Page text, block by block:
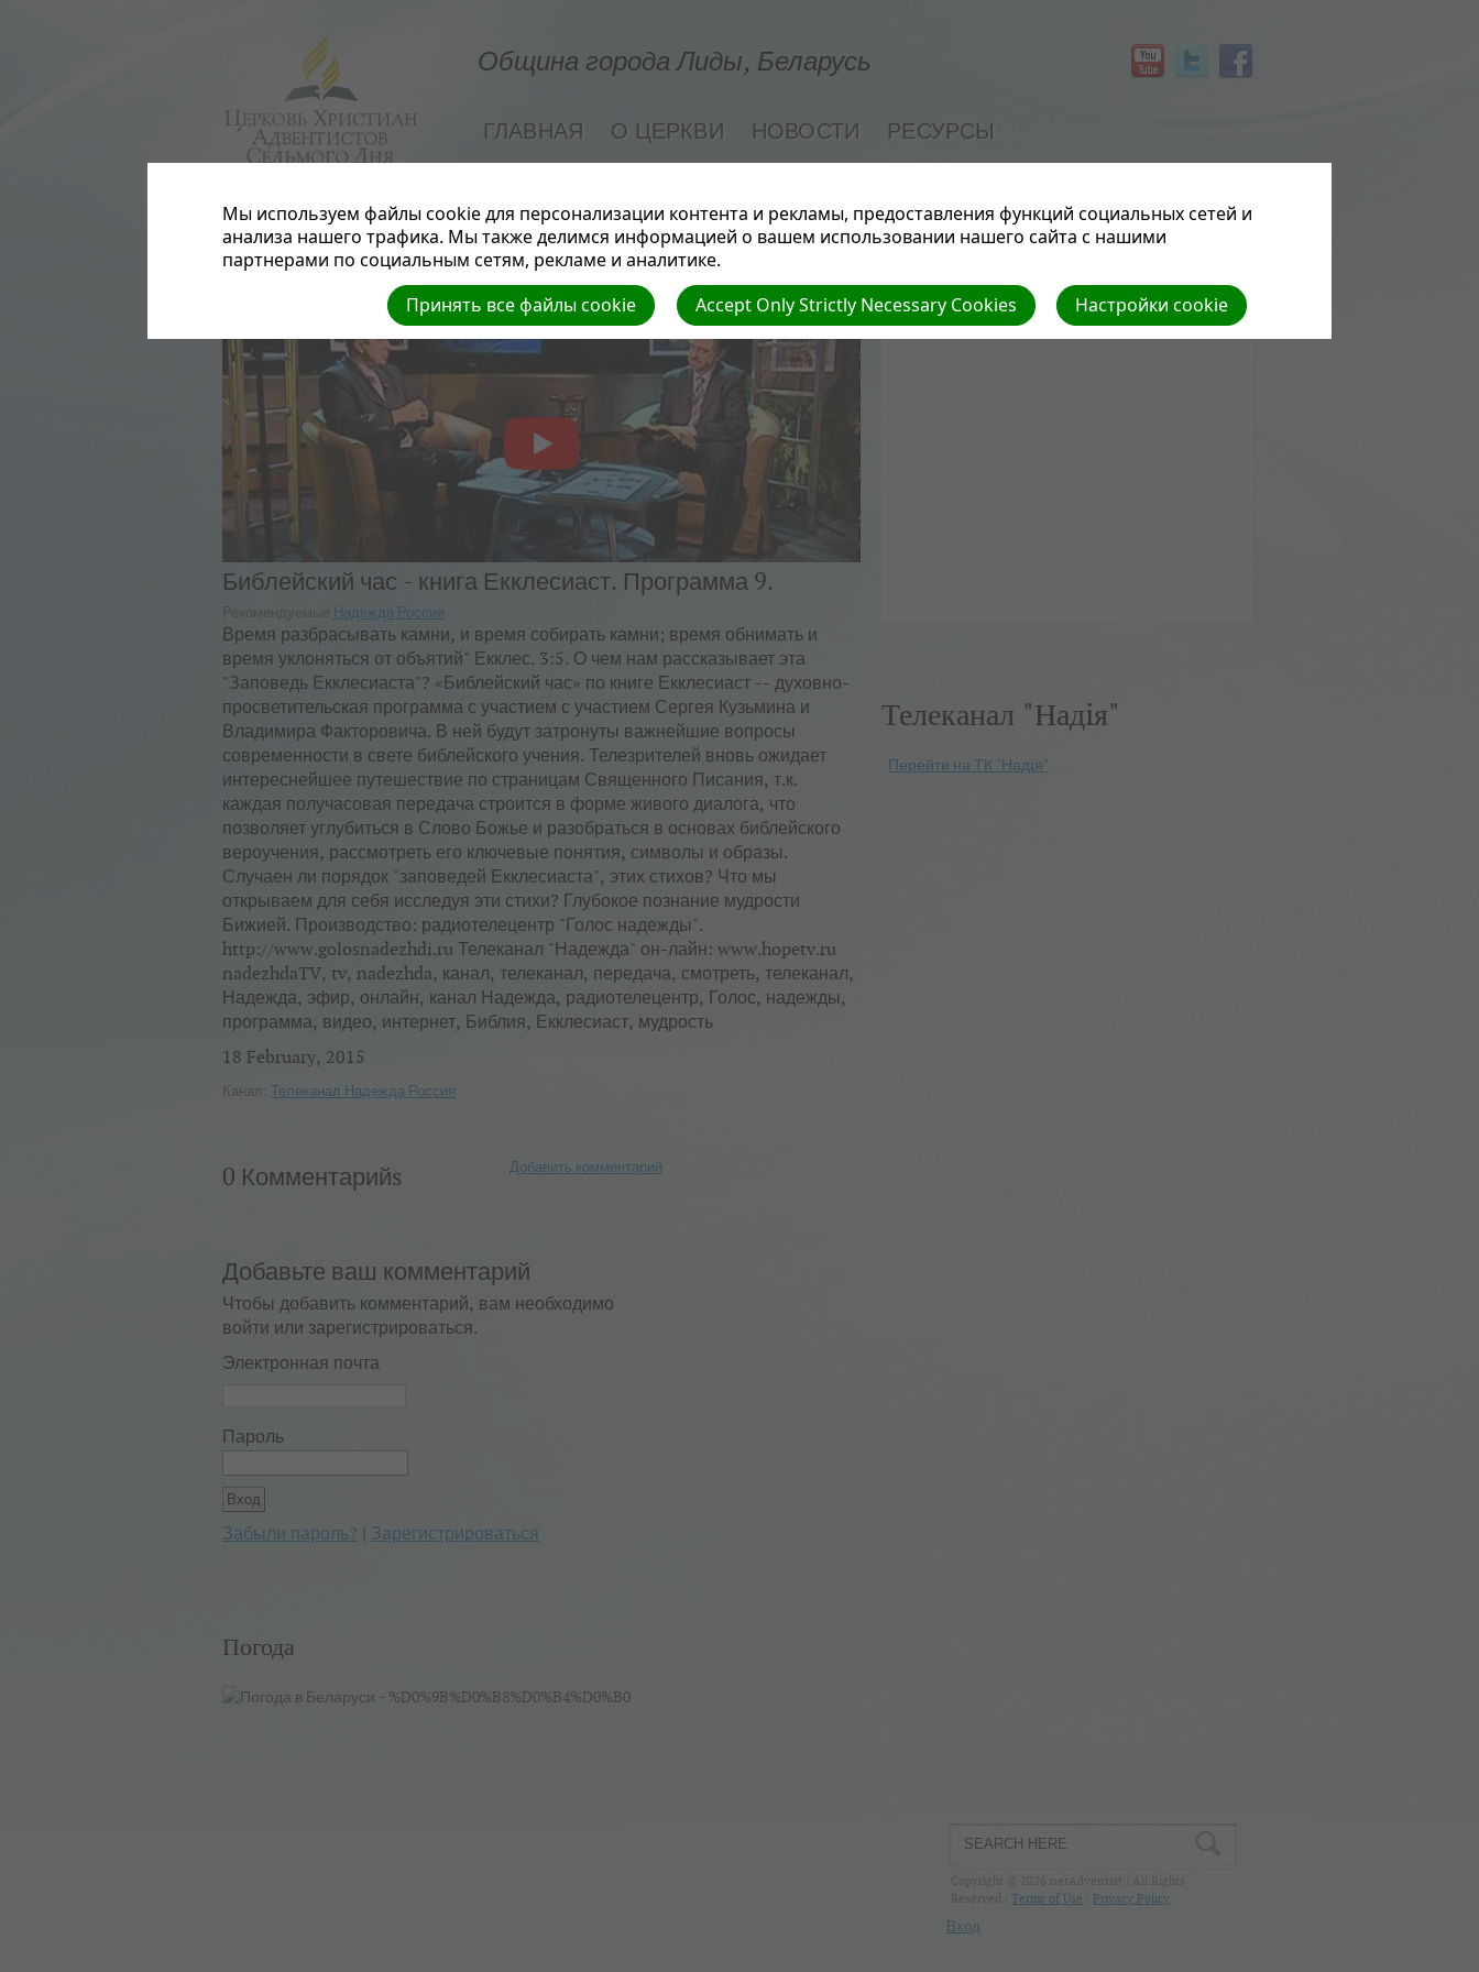
Община города Лиды, Беларусь
ГЛАВНАЯ О ЦЕРКВИ НОВОСТИ
РЕСУРСЫ
Библейский час - книга Екклесиаст. Программа 9.
Рекомендуемые Надежда Россия
Время разбрасывать камни, и время собирать камни; время обнимать и
время уклоняться от объятий" Екклес. 3:5. О чем нам рассказывает эта
"Заповедь Екклесиаста"? «Библейский час» по книге Екклесиаст -- духовно-
просветительская программа с участием с участием Сергея Кузьмина и
Владимира Факторовича. В ней будут затронуты важнейшие вопросы
современности в свете библейского учения. Телезрителей вновь ожидает
интереснейшее путешествие по страницам Священного Писания, т.к.
каждая получасовая передача строится в форме живого диалога, что
позволяет углубиться в Слово Божье и разобраться в основах библейского
вероучения, рассмотреть его ключевые понятия, символы и образы.
Случаен ли порядок "заповедей Екклесиаста", этих стихов? Что мы
открываем для себя исследуя эти стихи? Глубокое познание мудрости
Бижией. Производство: радиотелецентр "Голос надежды".
http://www.golosnadezhdi.ru Телеканал "Надежда" он-лайн: www.hopetv.ru
nadezhdaTV, tv, nadezhda, канал, телеканал, передача, смотреть, телеканал,
Надежда, эфир, онлайн, канал Надежда, радиотелецентр, Голос, надежды,
программа, видео, интернет, Библия, Екклесиаст, мудрость
18 February, 2015
Канал: Телеканал Надежда Россия
0 Комментарийs Добавить комментарий
Добавьте ваш комментарий
Чтобы добавить комментарий, вам необходимо
войти или зарегистрироваться.
Электронная почта
Пароль
Забыли пароль? | Зарегистрироваться
Телеканал "Надiя"
Перейти на ТК "Надiя"
Погода
Terms of Use Privacy Policy
Вход
Мы используем файлы cookie для персонализации контента и рекламы, предоставления функций социальных сетей и
анализа нашего трафика. Мы также делимся информацией о вашем использовании нашего сайта с нашими
партнерами по социальным сетям, рекламе и аналитике.
Настройки cookie
Accept Only Strictly Necessary Cookies
Принять все файлы cookie